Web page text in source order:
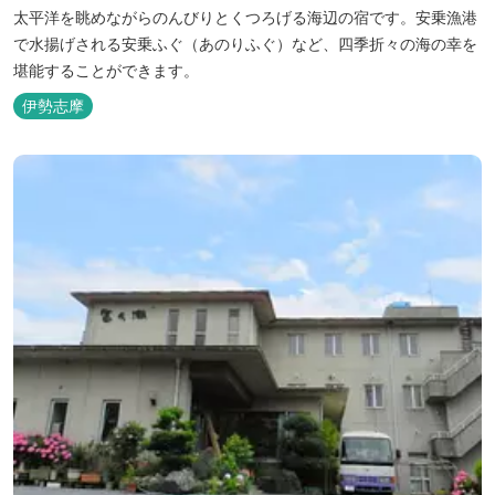
太平洋を眺めながらのんびりとくつろげる海辺の宿です。安乗漁港
で水揚げされる安乗ふぐ（あのりふぐ）など、四季折々の海の幸を
堪能することができます。
伊勢志摩